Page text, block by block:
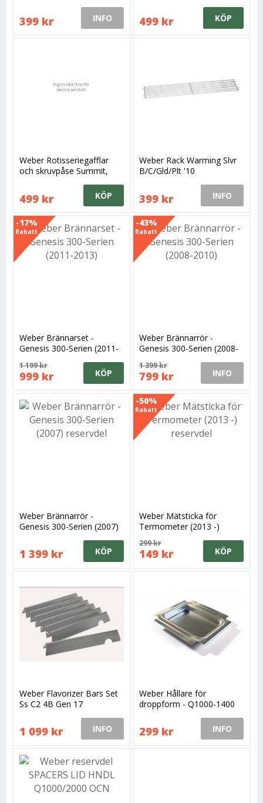
399 kr INFO 499 kr KÖP
Weber Rotisseriegafflar
och skruvpåse Summit,
499 kr KÖP
Weber Rack Warming Slvr
B/C/Gld/Plt '10
399 kr INFO
-17%
Rabatt
Weber Brännarset -
Genesis 300-Serien (2011-
1 199 kr
999 kr KÖP
-43%
Rabatt
Weber Brännarrör -
Genesis 300-Serien (2008-
1 399 kr
799 kr INFO
Weber Brännarrör -
Genesis 300-Serien (2007)
1 399 kr KÖP
-50%
Rabatt
Weber Mätsticka för
Termometer (2013 -)
299 kr
149 kr KÖP
Weber Flavorizer Bars Set
Ss C2 4B Gen 17
1 099 kr INFO
Weber Hållare för
droppform - Q1000-1400
299 kr INFO